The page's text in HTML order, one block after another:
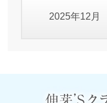
2025年12月